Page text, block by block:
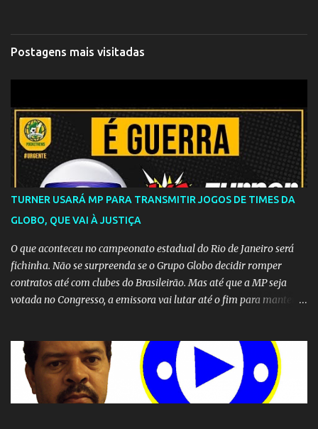
Postagens mais visitadas
TURNER USARÁ MP PARA TRANSMITIR JOGOS DE TIMES DA
GLOBO, QUE VAI À JUSTIÇA
O que aconteceu no campeonato estadual do Rio de Janeiro será
fichinha. Não se surpreenda se o Grupo Globo decidir romper
contratos até com clubes do Brasileirão. Mas até que a MP seja
votada no Congresso, a emissora vai lutar até o fim para manter o